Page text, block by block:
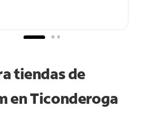
tiendas de
enTiconderoga